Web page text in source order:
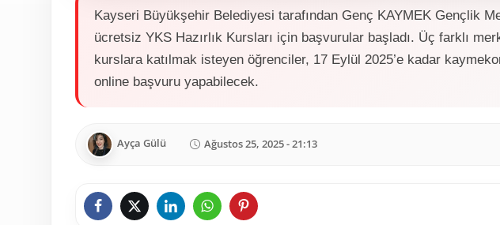
Kayseri Büyükşehir Belediyesi tarafından Genç KAYMEK Gençlik
ücretsiz YKS Hazırlık Kursları için başvurular başladı. Üç farklı
kurslara katılmak isteyen öğrenciler, 17 Eylül 2025’e kadar
online başvuru yapabilecek.
Ayça Gülü Ağustos 25, 2025 - 21:13